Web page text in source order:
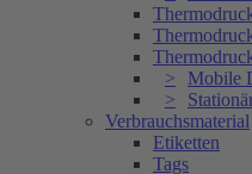
Mobile
Verbrauchsmaterial
Etiketten
Tags